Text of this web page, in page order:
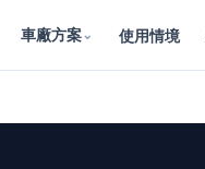
車廠方案⌄ 使用情境